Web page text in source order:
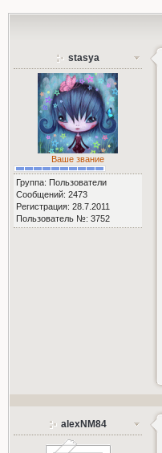
stasya
Ваше звание
Группа: Пользователи
Сообщений: 2473
Регистрация: 28.7.2011
Пользователь №: 3752
alexNM84